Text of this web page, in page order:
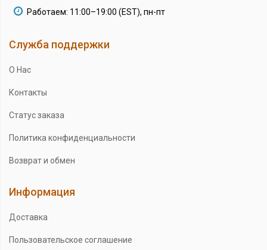
Работаем: 11:00–19:00 (EST), пн-пт
Служба поддержки
О Нас
Контакты
Статус заказа
Политика конфиденциальности
Возврат и обмен
Информация
Доставка
Пользовательское соглашение